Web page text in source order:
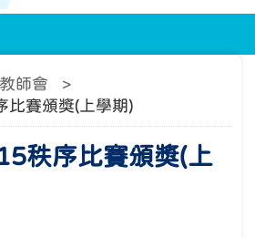
師會
>
賽頒獎(上學期)
秩序比賽頒獎(上